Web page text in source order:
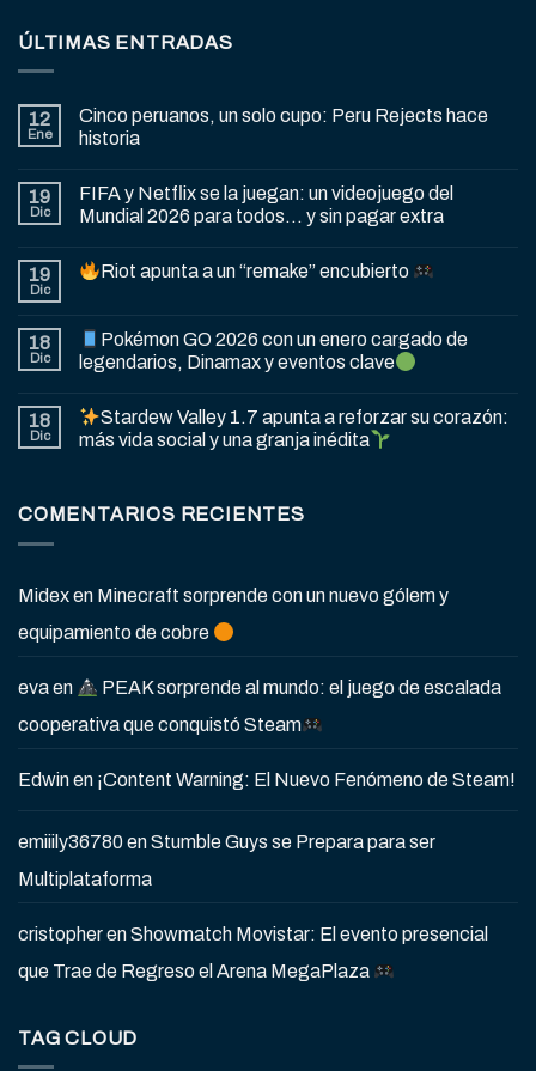
ÚLTIMAS ENTRADAS
12
Ene
Cinco peruanos, un solo cupo: Peru Rejects hace
historia
19
Dic
FIFA y Netflix se la juegan: un videojuego del
Mundial 2026 para todos… y sin pagar extra
19
Dic
Riot apunta a un “remake” encubierto
18
Dic
Pokémon GO 2026 con un enero cargado de
legendarios, Dinamax y eventos clave
18
Dic
Stardew Valley 1.7 apunta a reforzar su corazón:
más vida social y una granja inédita
COMENTARIOS RECIENTES
Midexen Minecraft sorprende con un nuevo gólem y
equipamiento de cobre
evaen
PEAK sorprende al mundo: el juego de escalada
cooperativa que conquistó Steam
Edwinen ¡Content Warning: El Nuevo Fenómeno de Steam!
emiiily36780enStumble Guys se Prepara para ser
Multiplataforma
cristopherenShowmatch Movistar: El evento presencial
que Trae de Regreso el Arena MegaPlaza
TAG CLOUD